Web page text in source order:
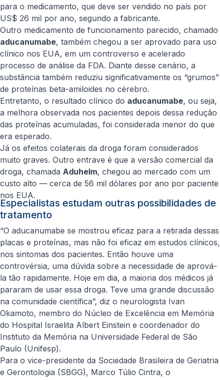
para o medicamento, que deve ser vendido no país por
US$ 26 mil por ano, segundo a fabricante.
Outro medicamento de funcionamento parecido, chamado
aducanumabe, também chegou a ser aprovado para uso
clínico nos EUA, em um controverso e acelerado
processo de análise da FDA. Diante desse cenário, a
substância também reduziu significativamente os “grumos”
de proteínas beta-amiloides no cérebro.
Entretanto, o resultado clínico do aducanumabe, ou seja,
a melhora observada nos pacientes depois dessa redução
das proteínas acumuladas, foi considerada menor do que
era esperado.
Já os efeitos colaterais da droga foram considerados
muito graves. Outro entrave é que a versão comercial da
droga, chamada Aduhelm, chegou ao mercado com um
custo alto — cerca de 56 mil dólares por ano por paciente
nos EUA.
Especialistas estudam outras possibilidades de
tratamento
“O aducanumabe se mostrou eficaz para a retirada dessas
placas e proteínas, mas não foi eficaz em estudos clínicos,
nos sintomas dos pacientes. Então houve uma
controvérsia, uma dúvida sobre a necessidade de aprová-
la tão rapidamente. Hoje em dia, a maioria dos médicos já
pararam de usar essa droga. Teve uma grande discussão
na comunidade científica”, diz o neurologista Ivan
Okamoto, membro do Núcleo de Excelência em Memória
do Hospital Israelita Albert Einstein e coordenador do
Instituto da Memória na Universidade Federal de São
Paulo (Unifesp).
Para o vice-presidente da Sociedade Brasileira de Geriatria
e Gerontologia (SBGG), Marco Túlio Cintra, o